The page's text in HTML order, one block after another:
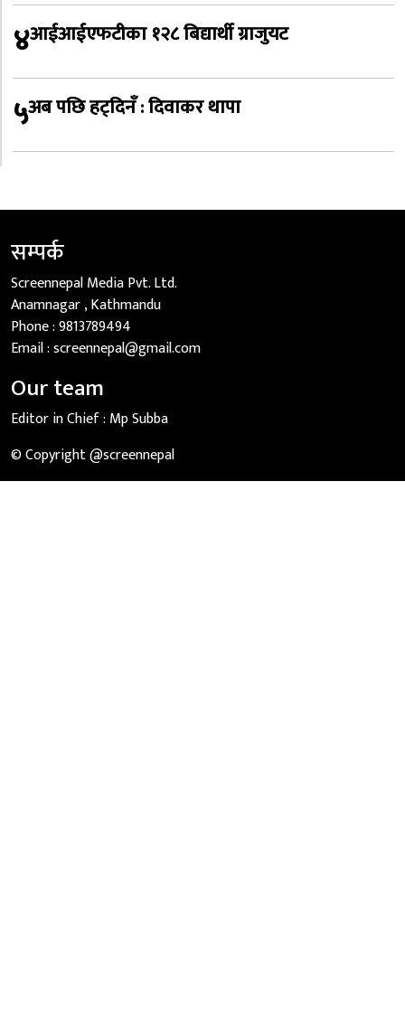
४आईआईएफटीका १२८ बिद्यार्थी ग्राजुयट
५अब पछि हट्दिनँ : दिवाकर थापा
सम्पर्क
Screennepal Media Pvt. Ltd.
Anamnagar , Kathmandu
Phone :9813789494
Email :screennepal@gmail.com
Our team
Editor in Chief : Mp Subba
© Copyright @screennepal